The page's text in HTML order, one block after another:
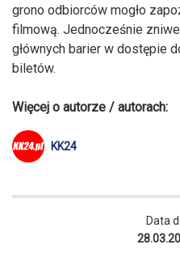
grono odbiorców mogło
filmową. Jednocześnie
głównych barier w dostępie
biletów.
Więcej o autorze / autorach:
KK24
Data